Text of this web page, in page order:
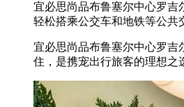
宜必思尚品布鲁塞尔中心罗吉
轻松搭乘公交车和地铁等公共
宜必思尚品布鲁塞尔中心罗吉
住，是携宠出行旅客的理想之